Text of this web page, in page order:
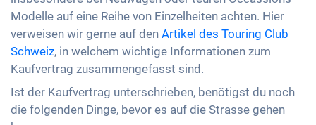
Modelle auf eine Reihe von Einzelheiten achten. Hier
verweisen wir gerne auf den Artikel des Touring Club
Schweiz, in welchem wichtige Informationen zum
Kaufvertrag zusammengefasst sind.
Ist der Kaufvertrag unterschrieben, benötigst du noch
die folgenden Dinge, bevor es auf die Strasse gehen